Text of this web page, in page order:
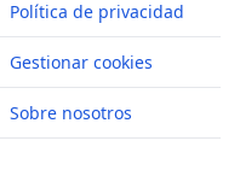
Política de privacidad
Gestionar cookies
Sobre nosotros